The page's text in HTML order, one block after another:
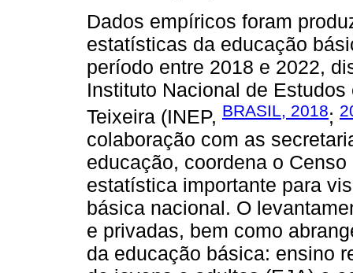
Dados empíricos foram
estatísticas da educação
período entre 2018 e 2022,
Instituto Nacional de
Teixeira (INEP, BRASIL, 2018;
colaboração com as
educação, coordena o
estatística importante para
básica nacional. O
e privadas, bem como
da educação básica: ensino